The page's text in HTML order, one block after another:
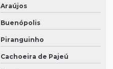
Araújos
Buenópolis
Piranguinho
Cachoeira de Pajeú